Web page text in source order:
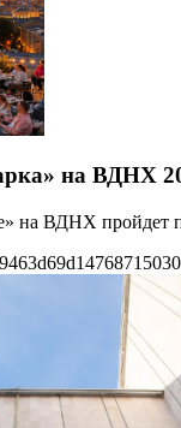
на ВДНХ
на ВДНХ